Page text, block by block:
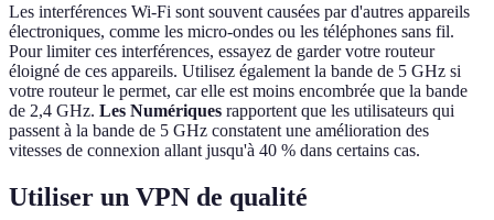
Les interférences Wi-Fi sont souvent causées par d'autres appareils
électroniques, comme les micro-ondes ou les téléphones sans fil.
Pour limiter ces interférences, essayez de garder votre routeur
éloigné de ces appareils. Utilisez également la bande de 5 GHz si
votre routeur le permet, car elle est moins encombrée que la bande
de 2,4 GHz. Les Numériques rapportent que les utilisateurs qui
passent à la bande de 5 GHz constatent une amélioration des
vitesses de connexion allant jusqu'à 40 % dans certains cas.
Utiliser un VPN de qualité